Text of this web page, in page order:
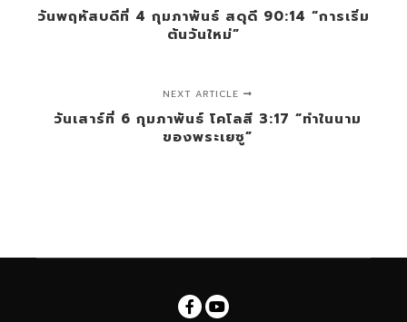
วันพฤหัสบดีที่ 4 กุมภาพันธ์ สดุดี 90:14 “การเริ่ม
ต้นวันใหม่”
NEXT ARTICLE
วันเสาร์ที่ 6 กุมภาพันธ์ โคโลสี 3:17 “ทำในนาม
ของพระเยซู”